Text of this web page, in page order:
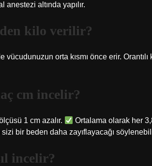
altında yapılır.
kilo verilir?
orta kısmı önce erir.
cm incelir?
1 cm azalır.
Ortalama olarak her
bir beden daha zayıflayacağı
incelir?